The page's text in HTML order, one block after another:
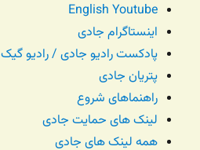
English Youtube
اینستاگرام جادی
پادکست رادیو جادی / رادیو گیک
پتریان جادی
راهنماهای شروع
لینک های حمایت جادی
همه لینک های جادی